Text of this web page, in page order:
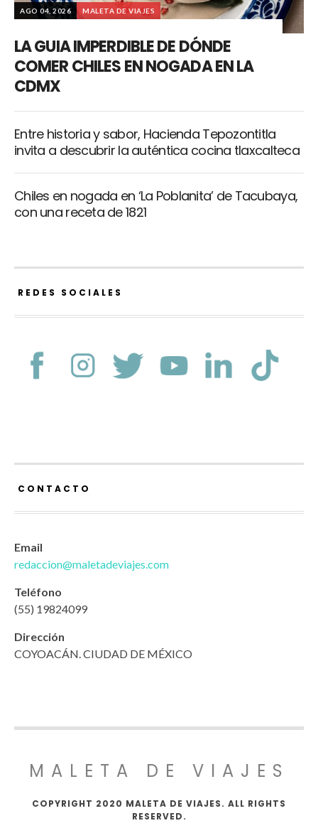
AGO 04, 2026 MALETA DE VIAJES
LA GUIA IMPERDIBLE DE DÓNDE
COMER CHILES EN NOGADA EN LA
CDMX
Entre historia y sabor, Hacienda Tepozontitla
invita a descubrir la auténtica cocina tlaxcalteca
Chiles en nogada en ‘La Poblanita’ de Tacubaya,
con una receta de 1821
REDES SOCIALES
CONTACTO
Email
redaccion@maletadeviajes.com
Teléfono
(55) 19824099
Dirección
COYOACÁN. CIUDAD DE MÉXICO
MALETA DE VIAJES
COPYRIGHT 2020 MALETA DE VIAJES. ALL RIGHTS
RESERVED.